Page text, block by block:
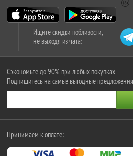
Ищите скидки поблизости,
не выходя из чата:
Сэкономьте до 90% при любых покупках
Подпишитесь на самые выгодные предложения
Принимаем к оплате: